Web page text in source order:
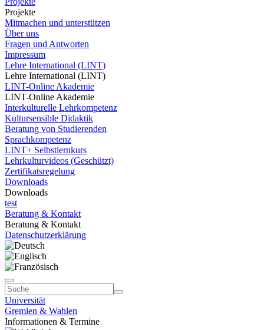
Projekte
Mitmachen und unterstützen
Über uns
Fragen und Antworten
Impressum
Lehre International (LINT)
Lehre International (LINT)
LINT-Online Akademie
LINT-Online Akademie
Interkulturelle Lehrkompetenz
Kultursensible Didaktik
Beratung von Studierenden
Sprachkompetenz
LINT+ Selbstlernkurs
Lehrkulturvideos (Geschützt)
Zertifikatsregelung
Downloads
Downloads
test
Beratung & Kontakt
Beratung & Kontakt
Datenschutzerklärung
Universität
Gremien & Wahlen
Informationen & Termine